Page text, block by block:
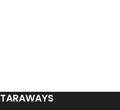
TARAWAYS